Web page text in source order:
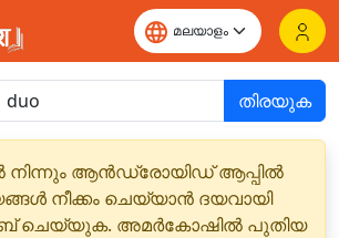
തിരയുക
നിന്നും ആൻഡ്രോയിഡ് ആപ്പിൽ
നീക്കം ചെയ്യാൻ ദയവായി
അമർകോഷിൽ പുതിയ